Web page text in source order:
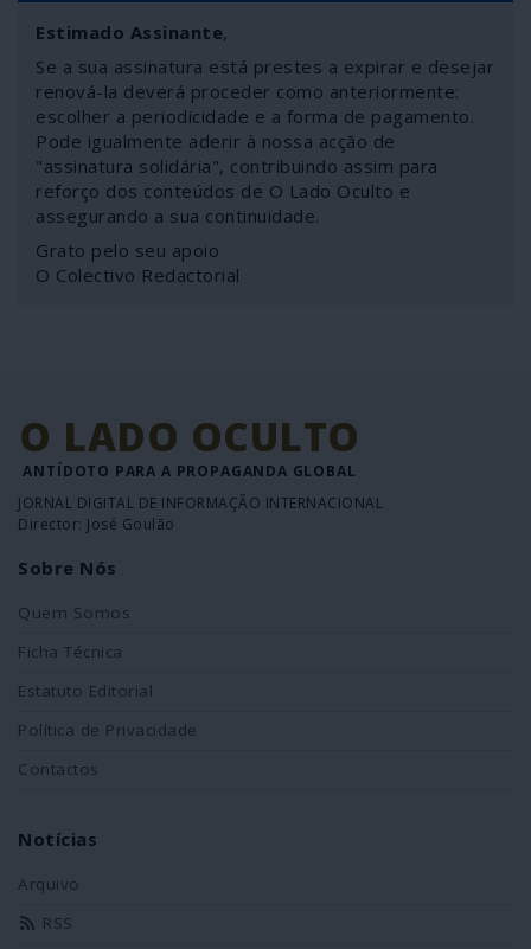
Estimado Assinante,
Se a sua assinatura está prestes a expirar e desejar
renová-la deverá proceder como anteriormente:
escolher a periodicidade e a forma de pagamento.
Pode igualmente aderir à nossa acção de
"assinatura solidária", contribuindo assim para
reforço dos conteúdos de O Lado Oculto e
assegurando a sua continuidade.
Grato pelo seu apoio
O Colectivo Redactorial
O LADO OCULTO
ANTÍDOTO PARA A PROPAGANDA GLOBAL
JORNAL DIGITAL DE INFORMAÇÃO INTERNACIONAL
Director: José Goulão
Sobre Nós
Quem Somos
Ficha Técnica
Estatuto Editorial
Política de Privacidade
Contactos
Notícias
Arquivo
RSS